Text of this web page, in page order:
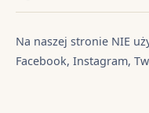
Na naszej stronie NIE
Facebook, Instagram,